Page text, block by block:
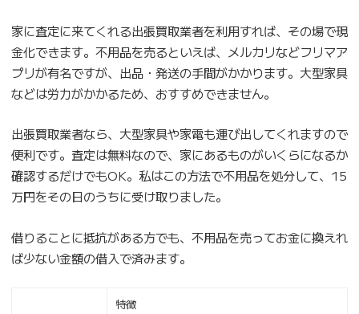
家に査定に来てくれる出張買取業者を利用すれば、その場で現
金化できます。不用品を売るといえば、メルカリなどフリマア
プリが有名ですが、出品・発送の手間がかかります。大型家具
などは労力がかかるため、おすすめできません。
出張買取業者なら、大型家具や家電も運び出してくれますので
便利です。査定は無料なので、家にあるものがいくらになるか
確認するだけでもOK。私はこの方法で不用品を処分して、15
万円をその日のうちに受け取りました。
借りることに抵抗がある方でも、不用品を売ってお金に換えれ
ば少ない金額の借入で済みます。
特徴